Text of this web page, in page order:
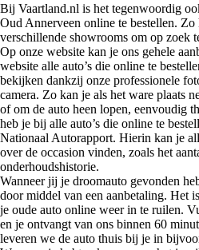
Bij Vaartland.nl is het tegenwoordig
Oud Annerveen online te bestellen. Zo
verschillende showrooms om op zoek
Op onze website kan je ons gehele
website alle auto’s die online te
bekijken dankzij onze professionele
camera. Zo kan je als het ware plaats
of om de auto heen lopen, eenvoudig
heb je bij alle auto’s die online te
Nationaal Autorapport. Hierin kan je
over de occasion vinden, zoals het
onderhoudshistorie.
Wanneer jij je droomauto gevonden
door middel van een aanbetaling. Het
je oude auto online weer in te ruilen.
en je ontvangt van ons binnen 60
leveren we de auto thuis bij je in